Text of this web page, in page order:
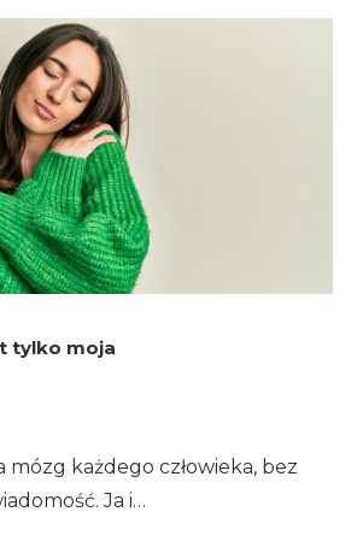
tylko moja
mózg każdego człowieka, bez
Ja i…